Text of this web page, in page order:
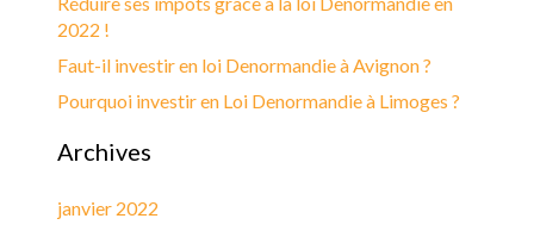
2022 !
Faut-il investir en loi Denormandie à Avignon ?
Pourquoi investir en Loi Denormandie à Limoges ?
Archives
janvier 2022